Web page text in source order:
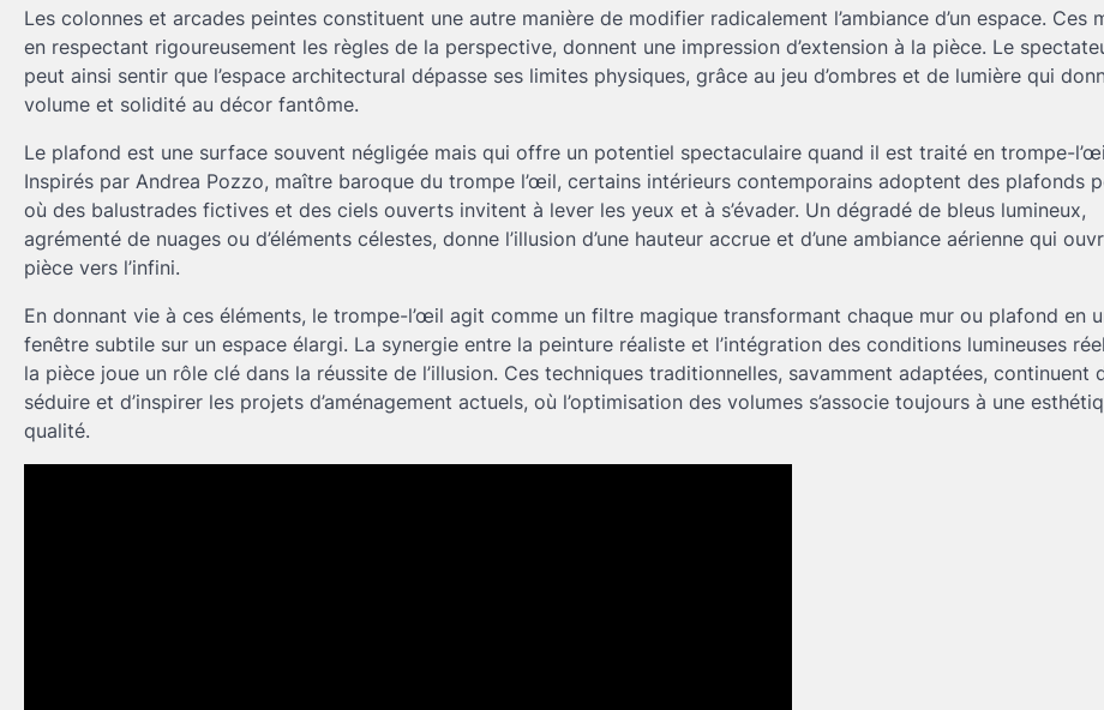
Les colonnes et arcades peintes constituent une autre manière de modifier radicalement l’ambiance d’un espace. Ces
en respectant rigoureusement les règles de la perspective, donnent une impression d’extension à la pièce. Le
peut ainsi sentir que l’espace architectural dépasse ses limites physiques, grâce au jeu d’ombres et de lumière qui
volume et solidité au décor fantôme.
Le plafond est une surface souvent négligée mais qui offre un potentiel spectaculaire quand il est traité en trompe-
Inspirés par Andrea Pozzo, maître baroque du trompe l’œil, certains intérieurs contemporains adoptent des plafonds
où des balustrades fictives et des ciels ouverts invitent à lever les yeux et à s’évader. Un dégradé de bleus lumineux,
agrémenté de nuages ou d’éléments célestes, donne l’illusion d’une hauteur accrue et d’une ambiance aérienne qui
pièce vers l’infini.
En donnant vie à ces éléments, le trompe-l’œil agit comme un filtre magique transformant chaque mur ou plafond en
fenêtre subtile sur un espace élargi. La synergie entre la peinture réaliste et l’intégration des conditions lumineuses
la pièce joue un rôle clé dans la réussite de l’illusion. Ces techniques traditionnelles, savamment adaptées, continuent
séduire et d’inspirer les projets d’aménagement actuels, où l’optimisation des volumes s’associe toujours à une
qualité.